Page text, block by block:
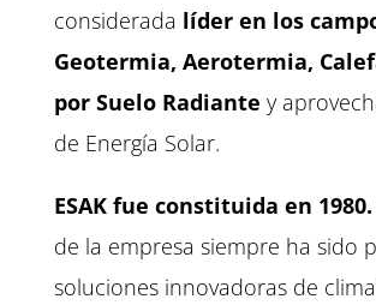
considerada líder en los
Geotermia, Aerotermia,
por Suelo Radiante y
de Energía Solar.
ESAK fue constituida en 1980.
de la empresa siempre ha sido
soluciones innovadoras de